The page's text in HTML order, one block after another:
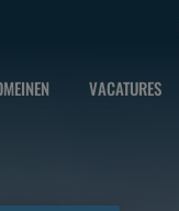
VACATURES